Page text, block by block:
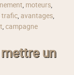
, moteurs,
trafic, avantages,
,campagne
un